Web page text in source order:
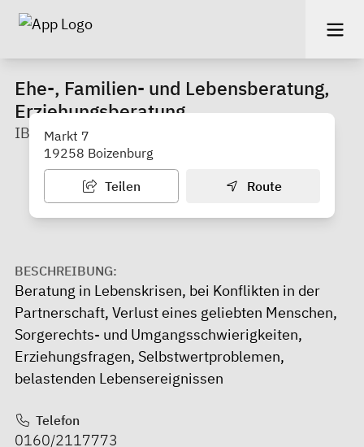
Ehe-, Familien- und Lebensberatung,
Erziehungsberatung
IB Westmecklenburg
Markt 7
19258 Boizenburg
Teilen Route
BESCHREIBUNG:
Beratung in Lebenskrisen, bei Konflikten in der
Partnerschaft, Verlust eines geliebten Menschen,
Sorgerechts- und Umgangsschwierigkeiten,
Erziehungsfragen, Selbstwertproblemen,
belastenden Lebensereignissen
Telefon
0160/2117773